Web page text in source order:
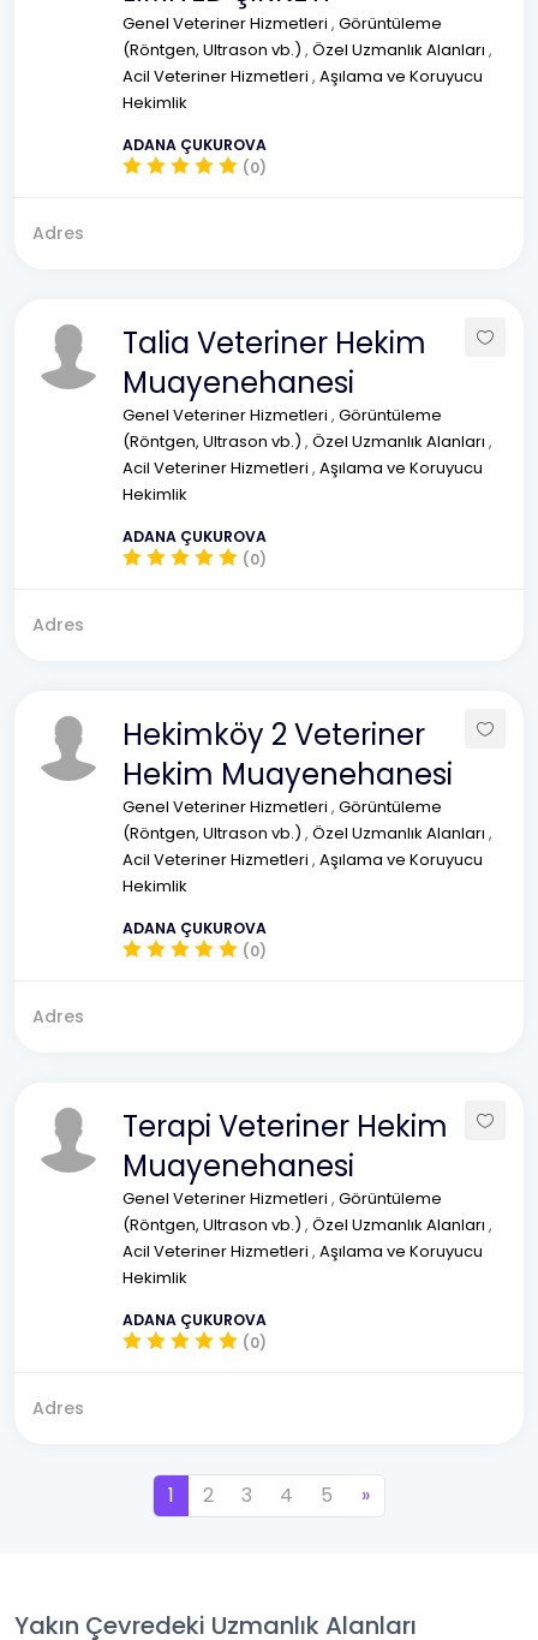
Genel Veteriner Hizmetleri , Görüntüleme
(Röntgen, Ultrason vb.) , Özel Uzmanlık Alanları ,
Acil Veteriner Hizmetleri , Aşılama ve Koruyucu
Hekimlik
ADANA ÇUKUROVA
(0)
Adres
Talia Veteriner Hekim
Muayenehanesi
Genel Veteriner Hizmetleri , Görüntüleme
(Röntgen, Ultrason vb.) , Özel Uzmanlık Alanları ,
Acil Veteriner Hizmetleri , Aşılama ve Koruyucu
Hekimlik
ADANA ÇUKUROVA
(0)
Adres
Hekimköy 2 Veteriner
Hekim Muayenehanesi
Genel Veteriner Hizmetleri , Görüntüleme
(Röntgen, Ultrason vb.) , Özel Uzmanlık Alanları ,
Acil Veteriner Hizmetleri , Aşılama ve Koruyucu
Hekimlik
ADANA ÇUKUROVA
(0)
Adres
Terapi Veteriner Hekim
Muayenehanesi
Genel Veteriner Hizmetleri , Görüntüleme
(Röntgen, Ultrason vb.) , Özel Uzmanlık Alanları ,
Acil Veteriner Hizmetleri , Aşılama ve Koruyucu
Hekimlik
ADANA ÇUKUROVA
(0)
Adres
1 2 3 4 5 »
Yakın Çevredeki Uzmanlık Alanları